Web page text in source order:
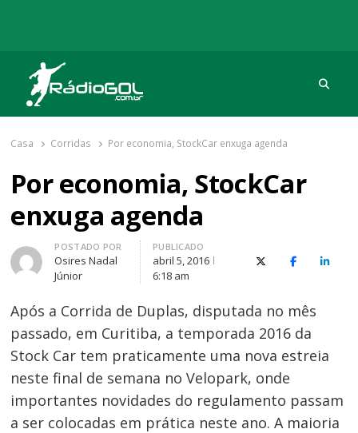
Rádio Gol
Há mais de 20 anos com as melhores coberturas
Casa Corridas Por economia, StockCar enxuga agenda
Por economia, StockCar
enxuga agenda
Autor
POSTADO POR
Osires Nadal
Júnior
PUBLICADO
abril 5, 2016
6:18 am
X (Twitter)Facebook
O
Após a Corrida de Duplas, disputada no mês
passado, em Curitiba, a temporada 2016 da
Stock Car tem praticamente uma nova estreia
neste final de semana no Velopark, onde
importantes novidades do regulamento passam
a ser colocadas em prática neste ano. A maioria